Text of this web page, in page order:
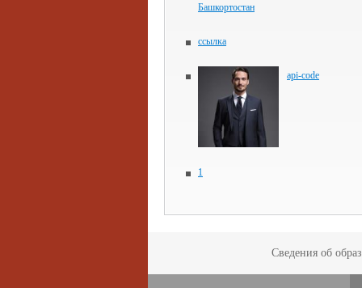
Башкортостан
ссылка
api-code
1
Сведения об